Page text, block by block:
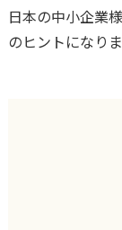
日本の中小企業
のヒントになり